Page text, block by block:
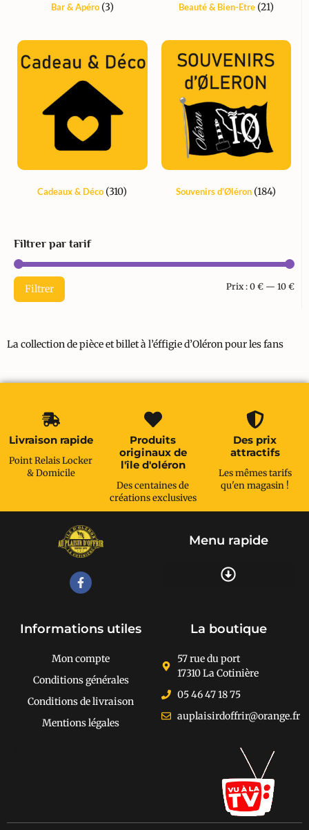
Bar & Apéro (3) Beauté & Bien-Etre (21)
Cadeaux & Déco (310) Souvenirs d'Øléron (184)
Filtrer par tarif
Filtrer Prix : 0 € — 10 €
La collection de pièce et billet à l’éffigie d’Oléron pour les fans
Livraison rapide
Point Relais Locker
& Domicile
Produits
originaux de
l'île d'oléron
Des centaines de
créations exclusives
Des prix
attractifs
Les mêmes tarifs
qu'en magasin !
Menu rapide
Informations utiles
Mon compte
Conditions générales
Conditions de livraison
Mentions légales
La boutique
57 rue du port
17310 La Cotinière
05 46 47 18 75
auplaisirdoffrir@orange.fr